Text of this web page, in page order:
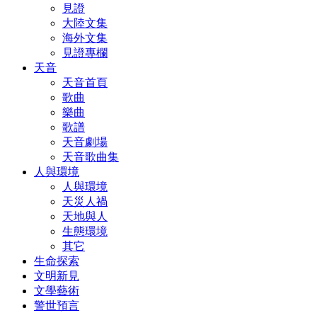
見證
大陸文集
海外文集
見證專欄
天音
天音首頁
歌曲
樂曲
歌譜
天音劇場
天音歌曲集
人與環境
人與環境
天災人禍
天地與人
生態環境
其它
生命探索
文明新見
文學藝術
警世預言